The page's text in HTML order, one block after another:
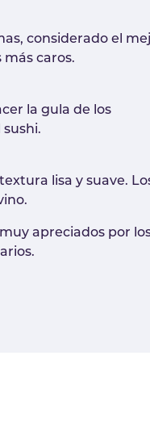
considerado el
caros.
la gula de los
lisa y suave.
apreciados por